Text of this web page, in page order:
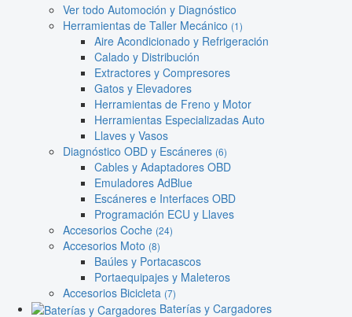
Ver todo Automoción y Diagnóstico
Herramientas de Taller Mecánico (1)
Aire Acondicionado y Refrigeración
Calado y Distribución
Extractores y Compresores
Gatos y Elevadores
Herramientas de Freno y Motor
Herramientas Especializadas Auto
Llaves y Vasos
Diagnóstico OBD y Escáneres (6)
Cables y Adaptadores OBD
Emuladores AdBlue
Escáneres e Interfaces OBD
Programación ECU y Llaves
Accesorios Coche (24)
Accesorios Moto (8)
Baúles y Portacascos
Portaequipajes y Maleteros
Accesorios Bicicleta (7)
Baterías y Cargadores